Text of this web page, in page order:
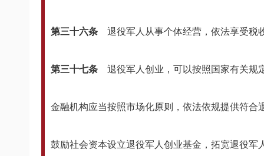
第三十六条 退役军人从事个体经营，依法享受税
第三十七条 退役军人创业，可以按照国家有关规
金融机构应当按照市场化原则，依法依规提供符
鼓励社会资本设立退役军人创业基金，拓宽退役军